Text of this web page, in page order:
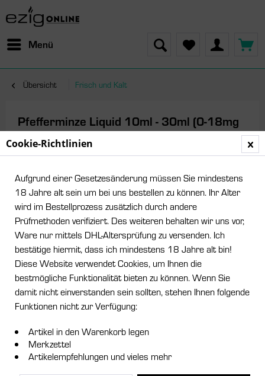
Menü
Übersicht Frisch und Kalt
Pfefferminze Liquid 10ml - 30ml (0-18mg
Nikotin/ml)
8,95 € *
inkl. MwSt.zzgl. Versandkosten
Lieferzeit 1-2 Werktage
Cookie-Richtlinien
Aufgrund einer Gesetzesänderung müssen Sie mindestens
18 Jahre alt sein um bei uns bestellen zu können. Ihr Alter
wird im Bestellprozess zusätzlich durch andere
Prüfmethoden verifiziert. Des weiteren behalten wir uns vor,
Ware nur mittels DHL-Altersprüfung zu versenden. Ich
bestätige hiermit, dass ich mindestens 18 Jahre alt bin!
Diese Website verwendet Cookies, um Ihnen die
bestmögliche Funktionalität bieten zu können. Wenn Sie
damit nicht einverstanden sein sollten, stehen Ihnen folgende
Funktionen nicht zur Verfügung:
Artikel in den Warenkorb legen
Merkzettel
Artikelempfehlungen und vieles mehr